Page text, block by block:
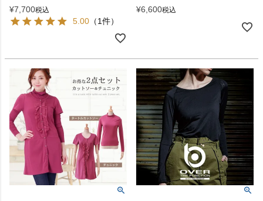
¥7,700税込
5.00 （1件）
¥6,600税込